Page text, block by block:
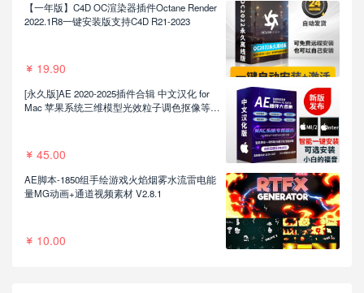
【一年版】C4D OC渲染器插件Octane Render
2022.1R8一键安装版支持C4D R21-2023
19.90
[永久版]AE 2020-2025插件合辑 中文汉化 for
Mac 苹果系统三维模型光效粒子调色抠像等插
45.00
AE脚本-1850组手绘游戏火焰烟雾水流雷电能
量MG动画+通道视频素材 V2.8.1
10.00